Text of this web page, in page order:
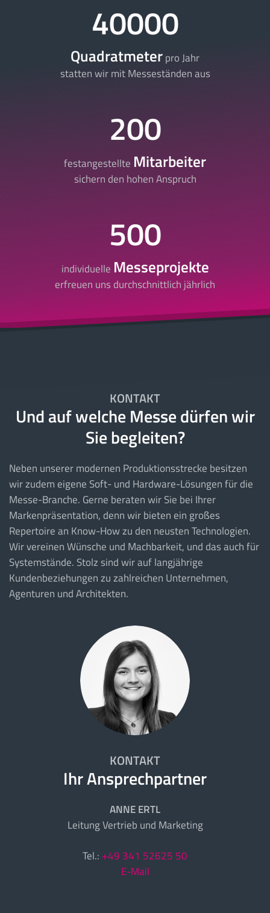
40000
Quadratmeterpro Jahr
statten wir mit Messeständen aus
200
festangestellte Mitarbeiter
sichern den hohen Anspruch
500
individuelle Messeprojekte
erfreuen uns durchschnittlich jährlich
KONTAKT
Und auf welche Messe dürfen wir
Sie begleiten?
Neben unserer modernen Produktionsstrecke besitzen
wir zudem eigene Soft- und Hardware-Lösungen für die
Messe-Branche. Gerne beraten wir Sie bei Ihrer
Markenpräsentation, denn wir bieten ein großes
Repertoire an Know-How zu den neusten Technologien.
Wir vereinen Wünsche und Machbarkeit, und das auch für
Systemstände. Stolz sind wir auf langjährige
Kundenbeziehungen zu zahlreichen Unternehmen,
Agenturen und Architekten.
KONTAKT
Ihr Ansprechpartner
ANNE ERTL
Leitung Vertrieb und Marketing
Tel.: +49 341 52625 50
E-Mail